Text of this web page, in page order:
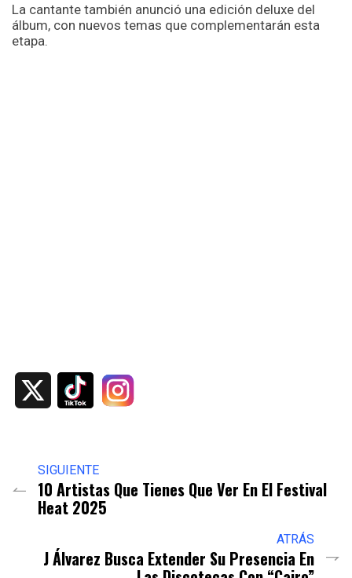
La cantante también anunció una edición deluxe del
álbum, con nuevos temas que complementarán esta
etapa.
SIGUIENTE
10 Artistas Que Tienes Que Ver En El Festival
Heat 2025
ATRÁS
J Álvarez Busca Extender Su Presencia En